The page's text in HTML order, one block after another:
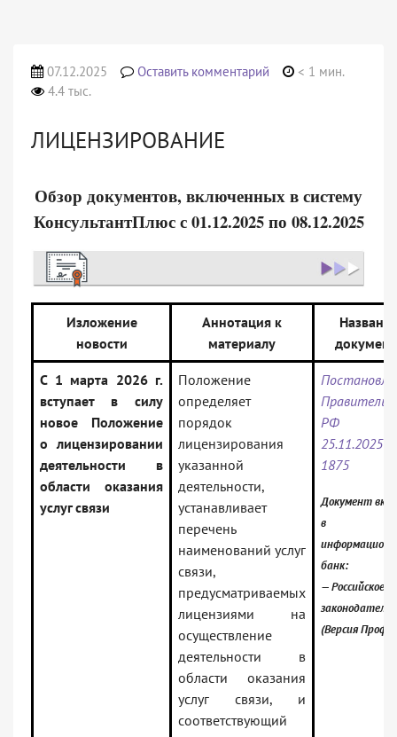
07.12.2025 Оставить комментарий
< 1 мин.
4.4 тыс.
ЛИЦЕНЗИРОВАНИЕ
Обзор документов, включенных в систему
КонсультантПлюс с 01.12.2025 по 08.12.2025
Изложение
новости
Аннотация к
материалу
С 1 марта 2026 г.
вступает в силу
новое Положение
о лицензировании
деятельности в
области оказания
услуг связи
Положение
определяет
порядок
лицензирования
указанной
деятельности,
устанавливает
перечень
наименований услуг
связи,
предусматриваемых
лицензиями на
осуществление
деятельности в
области оказания
услуг связи, и
соответствующий
РФ
1875
Документ
в
банк:
— Российское
(Версия Проф)